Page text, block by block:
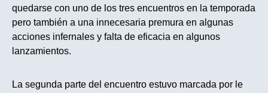
quedarse con uno de los tres encuentros en la temporada
pero también a una innecesaria premura en algunas
acciones infernales y falta de eficacia en algunos
lanzamientos.
La segunda parte del encuentro estuvo marcada por le